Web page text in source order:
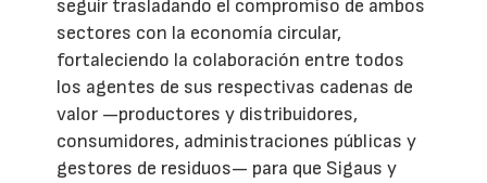
seguir trasladando el compromiso de ambos
sectores con la economía circular,
fortaleciendo la colaboración entre todos
los agentes de sus respectivas cadenas de
valor —productores y distribuidores,
consumidores, administraciones públicas y
gestores de residuos— para que Sigaus y